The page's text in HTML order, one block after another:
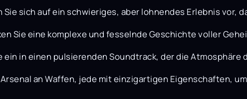
Sie sich auf ein schwieriges, aber lohnendes Erlebnis vor,
Sie eine komplexe und fesselnde Geschichte voller
ein in einen pulsierenden Soundtrack, der die Atmosphäre
an Waffen, jede mit einzigartigen Eigenschaften,